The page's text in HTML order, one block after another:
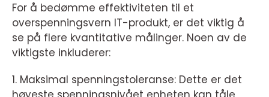
For å bedømme effektiviteten til et
overspenningsvern IT-produkt, er det viktig å
se på flere kvantitative målinger. Noen av de
viktigste inkluderer:
1. Maksimal spenningstoleranse: Dette er det